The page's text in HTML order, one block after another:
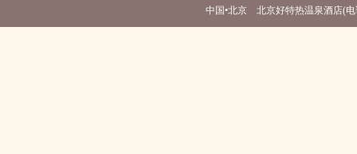
中国•北京 北京好特热温泉酒店(电